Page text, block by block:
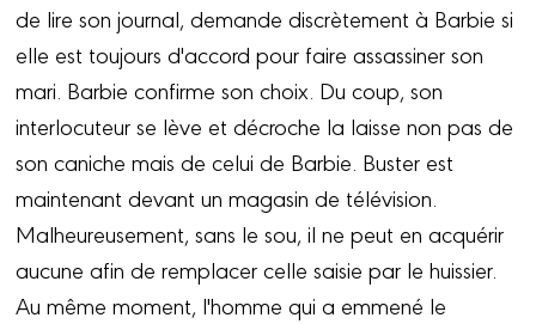
de lire son journal, demande discrètement à Barbie si
elle est toujours d'accord pour faire assassiner son
mari. Barbie confirme son choix. Du coup, son
interlocuteur se lève et décroche la laisse non pas de
son caniche mais de celui de Barbie. Buster est
maintenant devant un magasin de télévision.
Malheureusement, sans le sou, il ne peut en acquérir
aucune afin de remplacer celle saisie par le huissier.
Au même moment, l'homme qui a emmené le